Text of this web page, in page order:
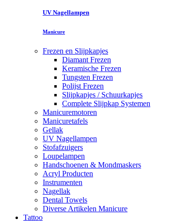
UV Nagellampen
Manicure
Frezen en Slijpkapjes
Diamant Frezen
Keramische Frezen
Tungsten Frezen
Polijst Frezen
Slijpkapjes / Schuurkapjes
Complete Slijpkap Systemen
Manicuremotoren
Manicuretafels
Gellak
UV Nagellampen
Stofafzuigers
Loupelampen
Handschoenen & Mondmaskers
Acryl Producten
Instrumenten
Nagellak
Dental Towels
Diverse Artikelen Manicure
Tattoo